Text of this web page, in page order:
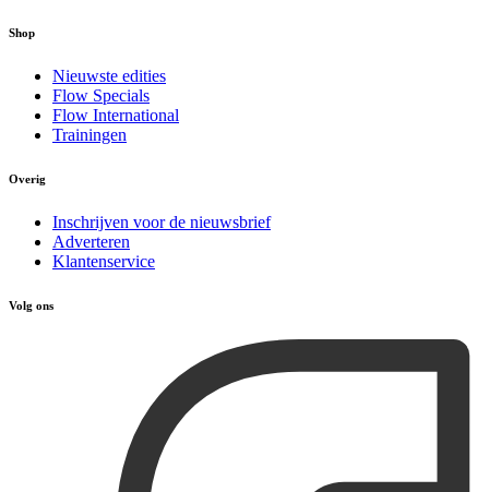
Shop
Nieuwste edities
Flow Specials
Flow International
Trainingen
Overig
Inschrijven voor de nieuwsbrief
Adverteren
Klantenservice
Volg ons